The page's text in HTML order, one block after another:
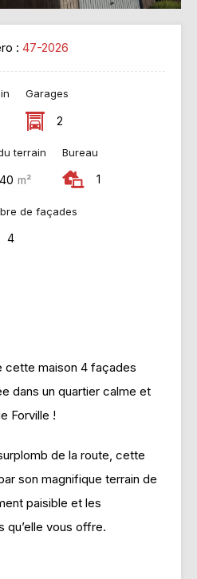
: 47-2026
Garages
2
terrain
m²
Bureau
1
de façades
4
cette maison 4 façades
dans un quartier calme et
Forville !
de la route, cette
son magnifique terrain de
paisible et les
qu’elle vous offre.